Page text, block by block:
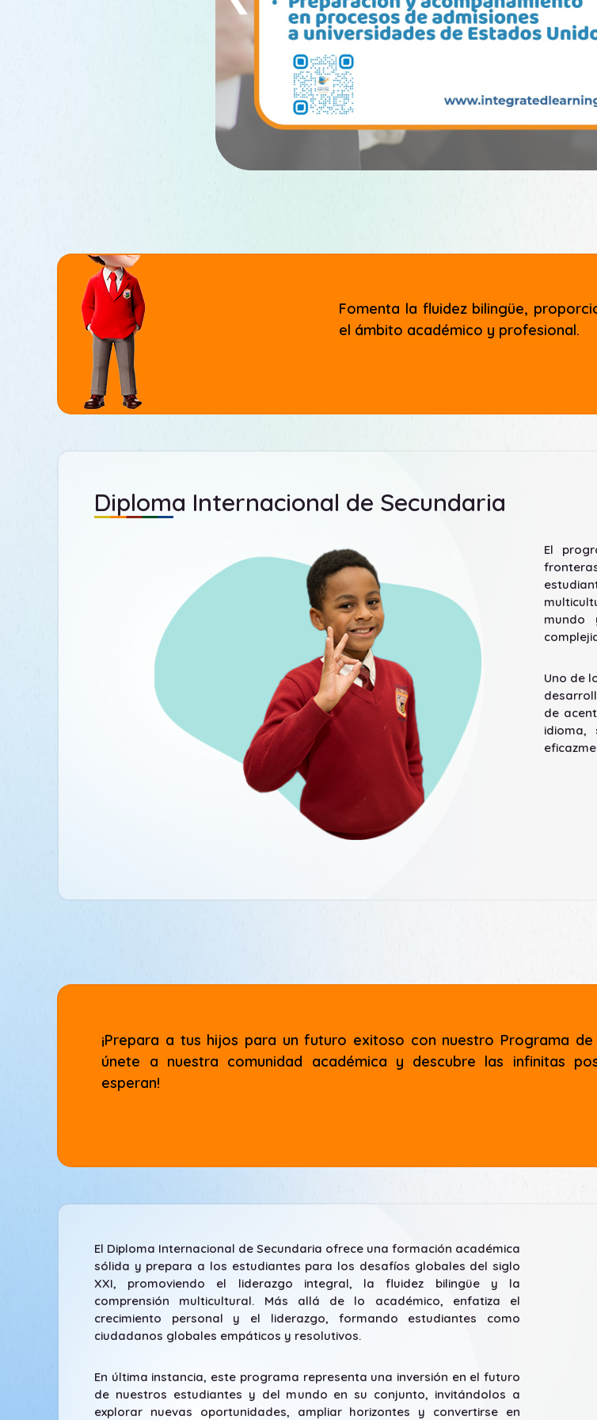
Fomenta la fluidez bilingüe,
el ámbito académico y profesional.
Diploma Internacional de Secundaria
El
mundo
Uno de
de
idioma,
¡Prepara a tus hijos para un futuro exitoso con nuestro Programa
únete a nuestra comunidad académica y descubre las infinitas
esperan!
El Diploma Internacional de Secundaria ofrece una formación académica
sólida y prepara a los estudiantes para los desafíos globales del siglo
XXI, promoviendo el liderazgo integral, la fluidez bilingüe y la
comprensión multicultural. Más allá de lo académico, enfatiza el
crecimiento personal y el liderazgo, formando estudiantes como
ciudadanos globales empáticos y resolutivos.
En última instancia, este programa representa una inversión en el futuro
de nuestros estudiantes y del mundo en su conjunto, invitándolos a
explorar nuevas oportunidades, ampliar horizontes y convertirse en